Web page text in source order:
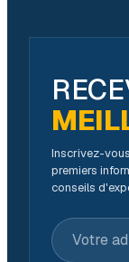
Inscrivez-
premiers
conseils
Votre